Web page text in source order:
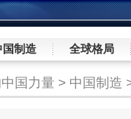
国制造 全球格局
国力量 > 中国制造